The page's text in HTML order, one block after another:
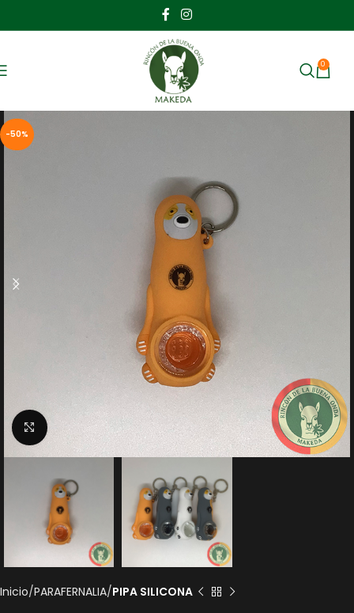
0
-50%
Click to enlarge
Inicio PARAFERNALIA PIPA SILICONA